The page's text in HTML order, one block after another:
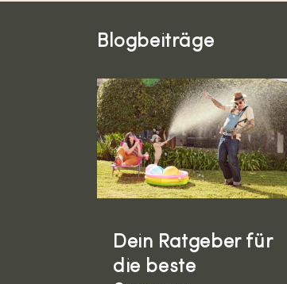
Blogbeiträge
Dein Ratgeber für
die beste